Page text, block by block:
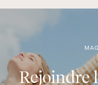
Rejoindre